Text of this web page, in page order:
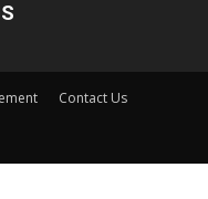
Contact Us